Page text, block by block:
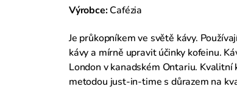
Výrobce:Cafézia
Je průkopníkem ve světě kávy.
kávy a mírně upravit účinky kofeinu.
London v kanadském Ontariu.
metodou just-in-time s důrazem na